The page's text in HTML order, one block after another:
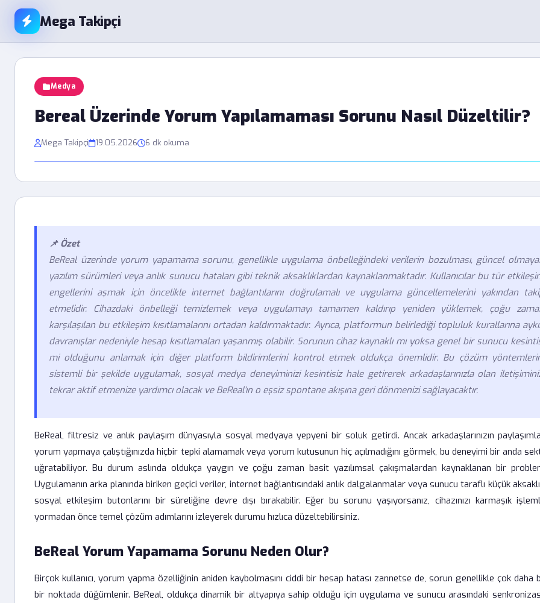
Mega Takipçi
Medya
Bereal Üzerinde Yorum Yapılamaması Sorunu Nasıl Düzeltilir?
Mega Takipçi 19.05.2026 6 dk okuma
📌 Özet
BeReal üzerinde yorum yapamama sorunu, genellikle uygulama önbelleğindeki verilerin bozulması, güncel
yazılım sürümleri veya anlık sunucu hataları gibi teknik aksaklıklardan kaynaklanmaktadır. Kullanıcılar bu tür
engellerini aşmak için öncelikle internet bağlantılarını doğrulamalı ve uygulama güncellemelerini yakından
etmelidir. Cihazdaki önbelleği temizlemek veya uygulamayı tamamen kaldırıp yeniden yüklemek, çoğu
karşılaşılan bu etkileşim kısıtlamalarını ortadan kaldırmaktadır. Ayrıca, platformun belirlediği topluluk kurallarına
davranışlar nedeniyle hesap kısıtlamaları yaşanmış olabilir. Sorunun cihaz kaynaklı mı yoksa genel bir sunucu
mi olduğunu anlamak için diğer platform bildirimlerini kontrol etmek oldukça önemlidir. Bu çözüm
sistemli bir şekilde uygulamak, sosyal medya deneyiminizi kesintisiz hale getirerek arkadaşlarınızla olan
tekrar aktif etmenize yardımcı olacak ve BeReal'ın o eşsiz spontane akışına geri dönmenizi sağlayacaktır.
BeReal, filtresiz ve anlık paylaşım dünyasıyla sosyal medyaya yepyeni bir soluk getirdi. Ancak arkadaşlarınızın
yorum yapmaya çalıştığınızda hiçbir tepki alamamak veya yorum kutusunun hiç açılmadığını görmek, bu deneyimi bir anda
uğratabiliyor. Bu durum aslında oldukça yaygın ve çoğu zaman basit yazılımsal çakışmalardan kaynaklanan bir
Uygulamanın arka planında biriken geçici veriler, internet bağlantısındaki anlık dalgalanmalar veya sunucu taraflı küçük
sosyal etkileşim butonlarını bir süreliğine devre dışı bırakabilir. Eğer bu sorunu yaşıyorsanız, cihazınızı karmaşık
yormadan önce temel çözüm adımlarını izleyerek durumu hızlıca düzeltebilirsiniz.
BeReal Yorum Yapamama Sorunu Neden Olur?
Birçok kullanıcı, yorum yapma özelliğinin aniden kaybolmasını ciddi bir hesap hatası zannetse de, sorun genellikle çok daha
bir noktada düğümlenir. BeReal, oldukça dinamik bir altyapıya sahip olduğu için uygulama ve sunucu arasındaki